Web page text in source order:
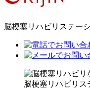
脳梗塞リハビリステー
脳梗塞リハビリス